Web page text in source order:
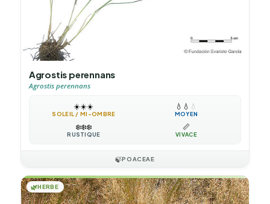
Agrostis perennans
Agrostis perennans
☀️☀️☀️
SOLEIL / MI-OMBRE
💧 💧 💧
MOYEN
❄️❄️❄️
RUSTIQUE
📏
VIVACE
🍃POACEAE
🌿HERBE